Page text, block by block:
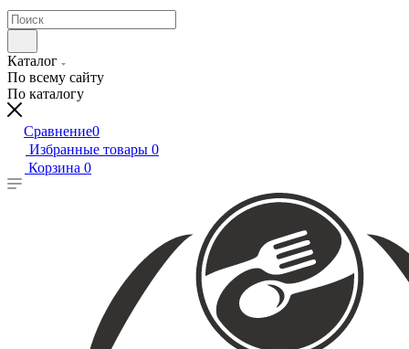
Каталог
По всему сайту
По каталогу
Сравнение0
Избранные товары 0
Корзина 0